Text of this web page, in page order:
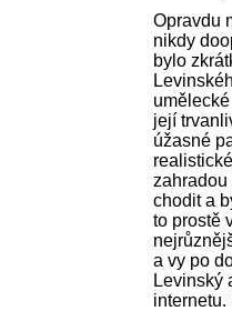
Opravdu
nikdy
bylo
její
úžasné
zahradou
chodit a
to prostě
a vy po
Levinský
internetu.